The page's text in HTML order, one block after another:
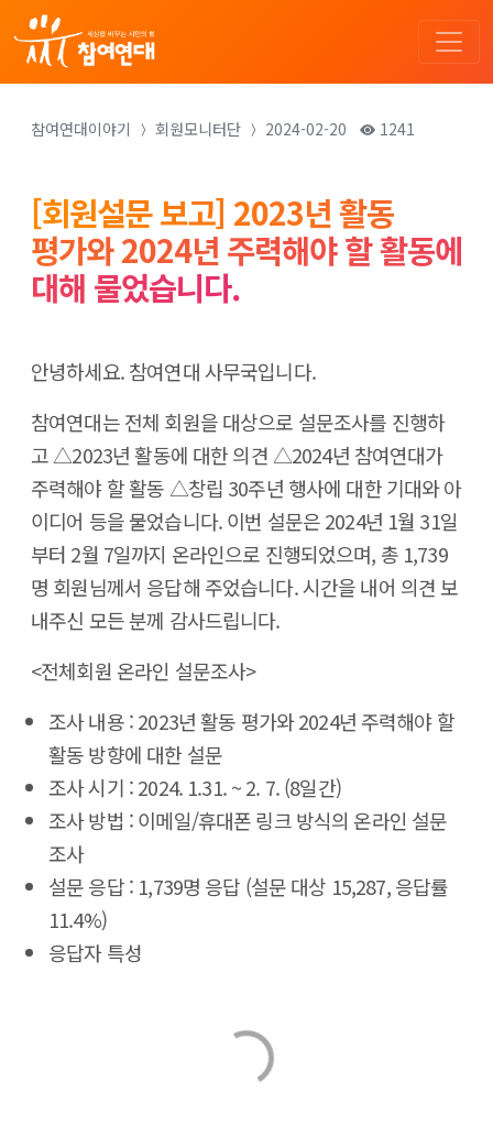
참여연대이야기 회원모니터단 2024-02-20 1241
[회원설문 보고] 2023년 활동
평가와 2024년 주력해야 할 활동에
대해 물었습니다.
안녕하세요. 참여연대 사무국입니다.
참여연대는 전체 회원을 대상으로 설문조사를 진행하
고 △2023년 활동에 대한 의견 △2024년 참여연대가
주력해야 할 활동 △창립 30주년 행사에 대한 기대와 아
이디어 등을 물었습니다. 이번 설문은 2024년 1월 31일
부터 2월 7일까지 온라인으로 진행되었으며, 총 1,739
명 회원님께서 응답해 주었습니다. 시간을 내어 의견 보
내주신 모든 분께 감사드립니다.
<전체회원 온라인 설문조사>
조사 내용 : 2023년 활동 평가와 2024년 주력해야 할
활동 방향에 대한 설문
조사 시기 : 2024. 1.31. ~ 2. 7. (8일간)
조사 방법 : 이메일/휴대폰 링크 방식의 온라인 설문
조사
설문 응답 : 1,739명 응답 (설문 대상 15,287, 응답률
11.4%)
응답자 특성